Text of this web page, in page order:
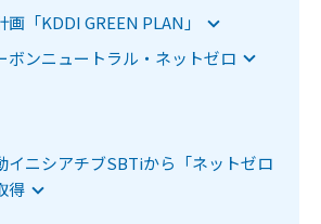
「KDDI GREEN PLAN」
します
ボンニュートラル・ネットゼロ
します
します
します
イニシアチブSBTiから「ネットゼロ
得
します